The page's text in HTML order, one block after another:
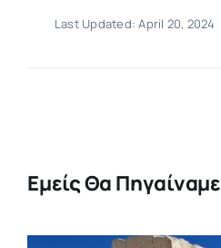
Last Updated: April 20, 2024
Εμείς Θα Πηγαίναμε